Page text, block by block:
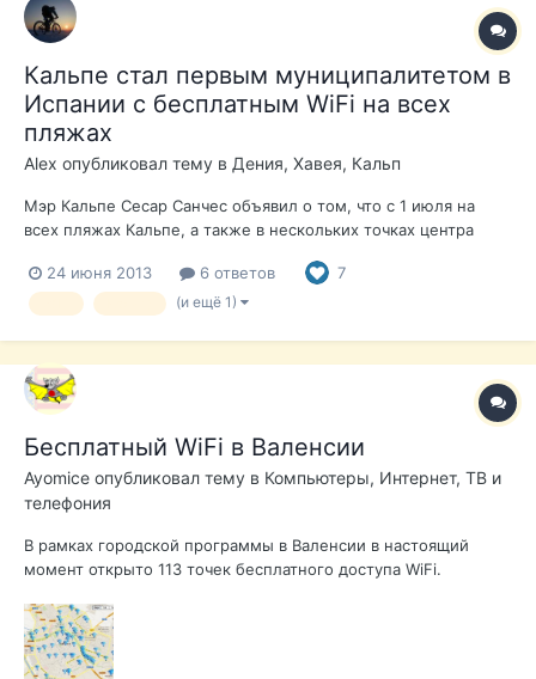
Кальпе стал первым муниципалитетом в
Испании с бесплатным WiFi на всех
пляжах
Alex опубликовал тему в Дения, Хавея, Кальп
Мэр Кальпе Сесар Санчес объявил о том, что с 1 июля на
всех пляжах Кальпе, а также в нескольких точках центра
туристический центр на скале Ифач - для всех желающих
станет доступен бесплатный доступ в Интернет.
24 июня 2013 6 ответов 7
(и ещё 1)
Бесплатный WiFi в Валенсии
Ayomice опубликовал тему в Компьютеры, Интернет, ТВ и
телефония
В рамках городской программы в Валенсии в настоящий
момент открыто 113 точек бесплатного доступа WiFi.
времени соединения (обычно 3 часа) и содержанию
(согласно фильтрам), и не позволяя загрузки. Пользователю
нужно будет зарегистрироваться т...